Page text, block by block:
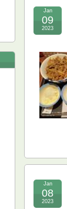
Jan
09
2023
Jan
08
2023